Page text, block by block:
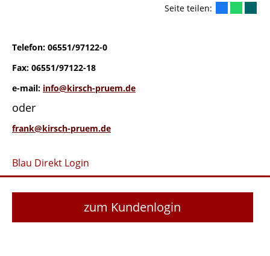
Seite teilen:
Telefon: 06551/97122-0
Fax: 06551/97122-18
e-mail: info@kirsch-pruem.de
oder
frank@kirsch-pruem.de
Blau Direkt Login
zum Kundenlogin